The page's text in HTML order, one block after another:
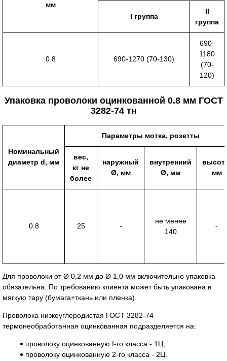
мм
I группа
II
группа
0.8 690-1270 (70-130)
690-
1180
(70-
120)
Упаковка проволоки оцинкованной 0.8 мм ГОСТ
3282-74 тн
Номинальный
диаметр d, мм
Параметры мотка, розетты
вес,
кг не
более
наружный
Ø, мм
внутренний
Ø, мм
мм
0.8 25 -
не менее
140
-
Для проволоки от Ø 0,2 мм до Ø 1,0 мм включительно упаковка
обязательна. По требованию клиента может быть упакована в
мягкую тару (бумага+ткань или пленка).
Проволока низкоуглеродистая ГОСТ 3282-74
термонеобработанная оцинкованная подразделяется на:
проволоку оцинкованную I-го класса - 1Ц;
проволоку оцинкованную 2-го класса - 2Ц.